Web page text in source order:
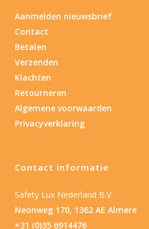
Aanmelden nieuwsbrief
Contact
Betalen
Verzenden
Klachten
Retourneren
Algemene voorwaarden
Privacyverklaring
Contact informatie
Safety Lux Nederland B.V.
Neonweg 170, 1362 AE Almere
+31 (0)35 6914476